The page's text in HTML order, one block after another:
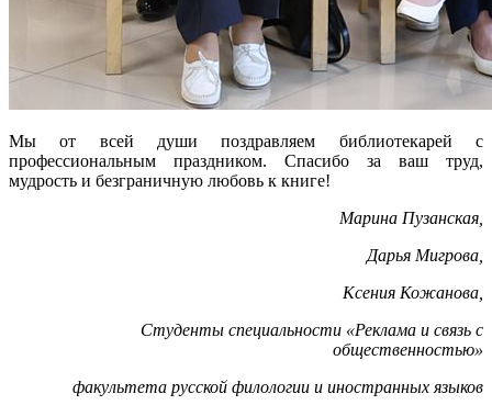
Мы от всей души поздравляем библиотекарей с
профессиональным праздником. Спасибо за ваш труд,
мудрость и безграничную любовь к книге!
Марина Пузанская,
Дарья Мигрова,
Ксения Кожанова,
Студенты специальности «Реклама и связь с
общественностью»
факультета русской филологии и иностранных языков